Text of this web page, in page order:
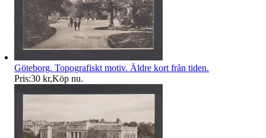
Göteborg. Topografiskt motiv. Äldre kort från tiden.
Pris:30 kr,Köp nu.